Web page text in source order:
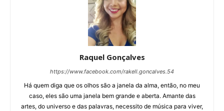
Raquel Gonçalves
https://www.facebook.com/rakell.goncalves.54
Há quem diga que os olhos são a janela da alma, então, no meu
caso, eles são uma janela bem grande e aberta. Amante das
artes, do universo e das palavras, necessito de música para viver,